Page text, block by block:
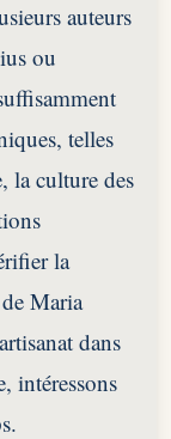
auteurs
ou
telles
la culture des
la
Maria
dans
intéressons